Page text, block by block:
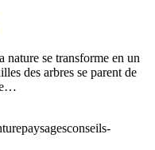
nature se transforme en un
des arbres se parent de
paysagesconseils-